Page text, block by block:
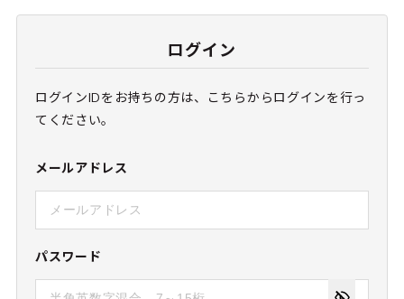
ログイン
ログインIDをお持ちの方は、こちらからログインを行っ
てください。
メールアドレス
パスワード